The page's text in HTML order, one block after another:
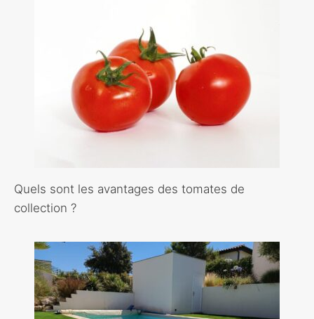
Quels sont les avantages des tomates de
collection ?